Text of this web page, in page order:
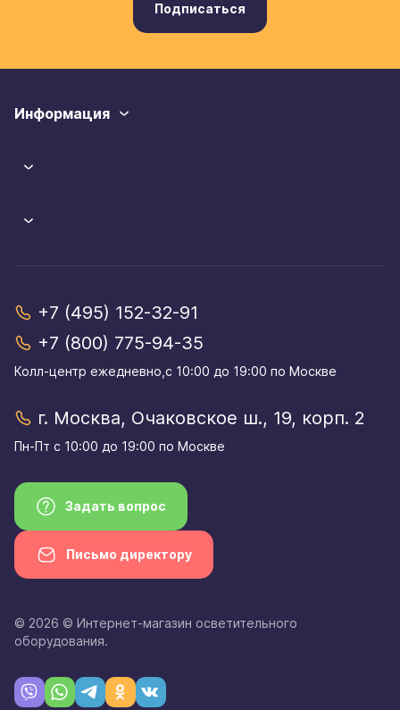
Подписаться
Информация
+7 (495) 152-32-91
+7 (800) 775-94-35
Колл-центр eжедневно,с 10:00 до 19:00 по Москве
г. Москва, Очаковское ш., 19, корп. 2
Пн-Пт с 10:00 до 19:00 по Москве
Задать вопрос
Письмо директору
© 2026 © Интернет-магазин осветительного
оборудования.